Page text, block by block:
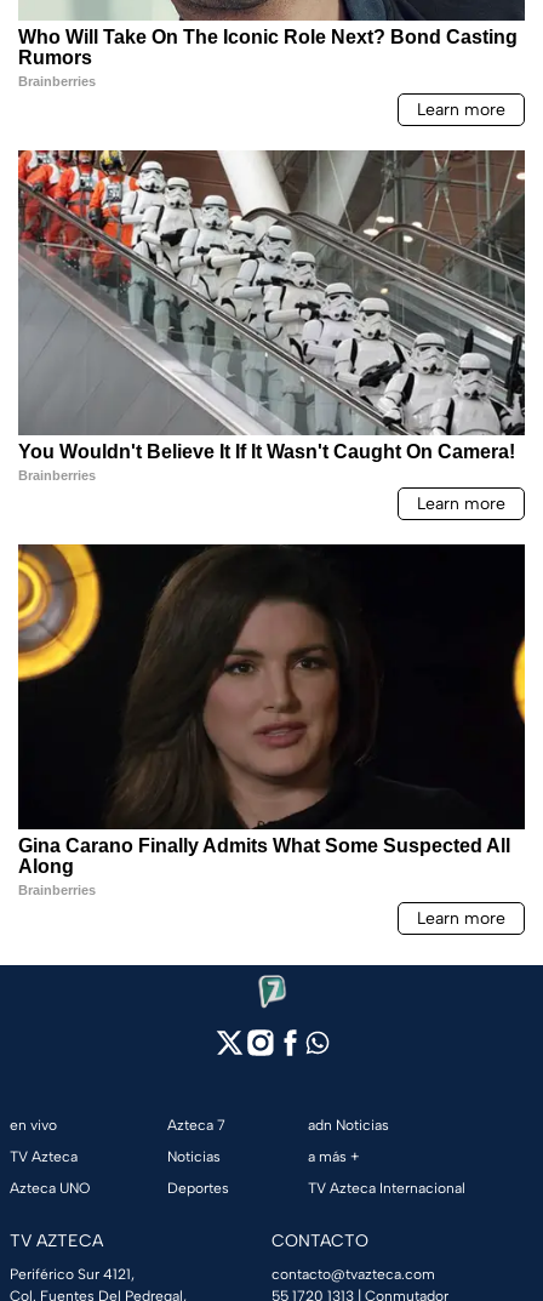
en vivo
TV Azteca
Azteca UNO
Azteca 7
Noticias
Deportes
adn Noticias
a más +
TV Azteca Internacional
TV AZTECA
Periférico Sur 4121,
Col. Fuentes Del Pedregal,
CONTACTO
contacto@tvazteca.com
55 1720 1313 | Conmutador